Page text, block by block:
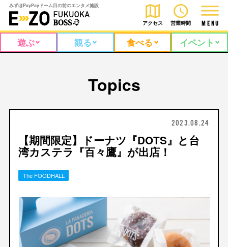
みずほPayPayドーム目の前のエンタメ施設
アクセス 営業時間 M E N U
遊ぶ 観る 食べる イベント
Topics
2023.08.24
【期間限定】ドーナツ『DOTS』と台
湾カステラ『百々鷹』が出店！
The FOODHALL